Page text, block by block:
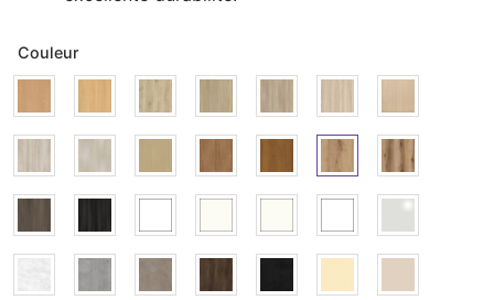
Couleur